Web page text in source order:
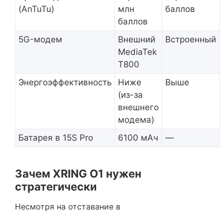
(AnTuTu)
млн
баллов
баллов
5G-модем
Внешний
MediaTek
T800
Встроенный
Энергоэффективность
Ниже
(из-за
внешнего
модема)
Выше
Батарея в 15S Pro 6100 мАч —
Зачем XRING O1 нужен
стратегически
Несмотря на отставание в